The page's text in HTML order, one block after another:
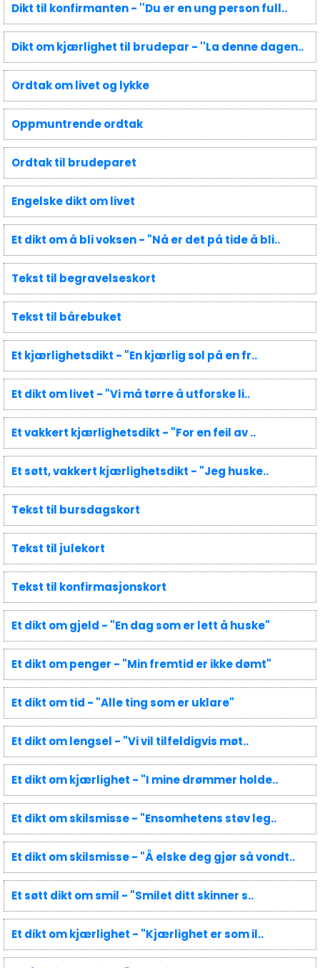
Dikt til konfirmanten - ''Du er en ung person full..
Dikt om kjærlighet til brudepar - ''La denne dagen..
Ordtak om livet og lykke
Oppmuntrende ordtak
Ordtak til brudeparet
Engelske dikt om livet
Et dikt om å bli voksen - "Nå er det på tide å bli..
Tekst til begravelseskort
Tekst til bårebuket
Et kjærlighetsdikt - "En kjærlig sol på en fr..
Et dikt om livet - "Vi må tørre å utforske li..
Et vakkert kjærlighetsdikt - "For en feil av ..
Et søtt, vakkert kjærlighetsdikt - "Jeg huske..
Tekst til bursdagskort
Tekst til julekort
Tekst til konfirmasjonskort
Et dikt om gjeld - "En dag som er lett å huske"
Et dikt om penger - "Min fremtid er ikke dømt"
Et dikt om tid - "Alle ting som er uklare"
Et dikt om lengsel - "Vi vil tilfeldigvis møt..
Et dikt om kjærlighet - "I mine drømmer holde..
Et dikt om skilsmisse - "Ensomhetens støv leg..
Et dikt om skilsmisse - "Å elske deg gjør så vondt..
Et søtt dikt om smil - "Smilet ditt skinner s..
Et dikt om kjærlighet - "Kjærlighet er som il..